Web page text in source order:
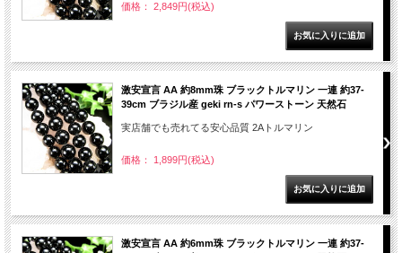
価格： 2,849円(税込)
激安宣言 AA 約8mm珠 ブラックトルマリン 一連 約37-
39cm ブラジル産 geki rn-s パワーストーン 天然石
実店舗でも売れてる安心品質 2Aトルマリン
価格： 1,899円(税込)
激安宣言 AA 約6mm珠 ブラックトルマリン 一連 約37-